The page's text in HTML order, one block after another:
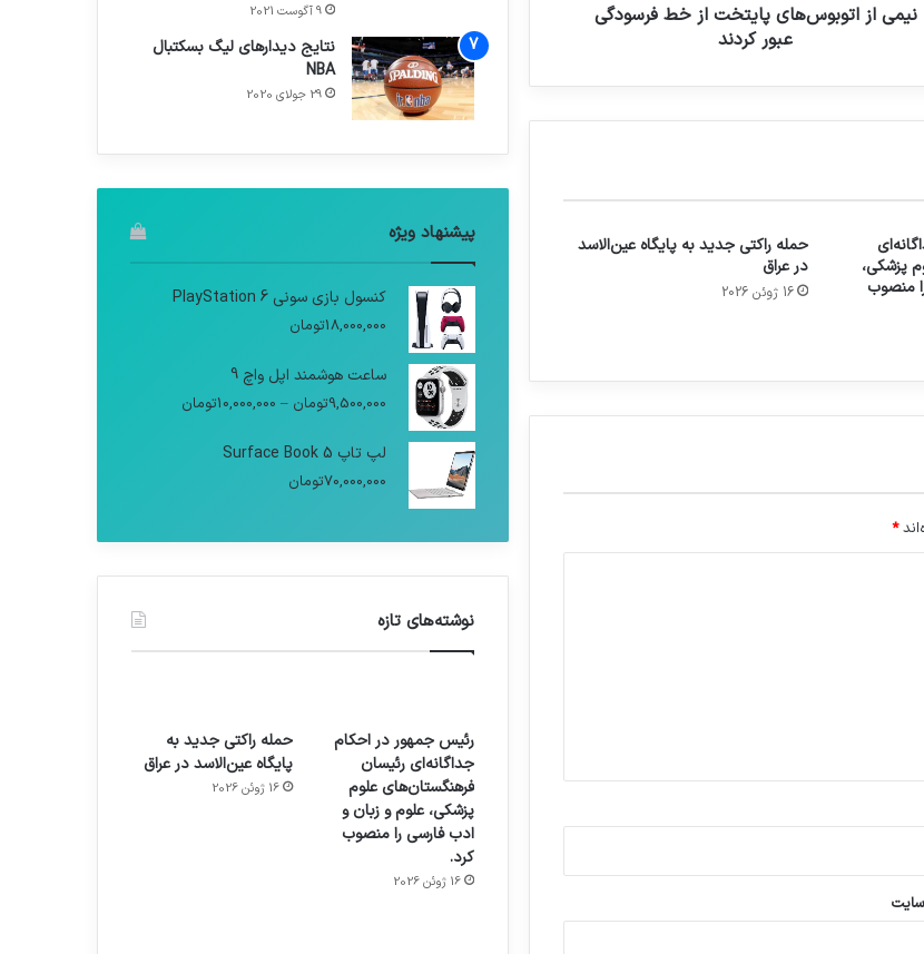
نیمی از اتوبوس‌های پایتخت از خط فرسودگی
عبور کردند
پزشکی،
منصوب
حمله راکتی جدید به پایگاه عین‌الاسد
در عراق
16 ژوئن 2026
*
9 آگوست 2021
نتایج دیدار‌های لیگ بسکتبال
NBA
29 جولای 2020
پیشنهاد ویژه
کنسول بازی سونی PlayStation 6
18,000,000تومان
ساعت هوشمند اپل واچ 9
9,500,000تومان –
10,000,000تومان
لپ تاپ Surface Book 5
70,000,000تومان
نوشته‌های تازه
رئیس جمهور در احکام
جداگانه‌ای رئیسان
فرهنگستان‌های علوم
پزشکی، علوم و زبان و
ادب فارسی را منصوب
کرد.
16 ژوئن 2026
حمله راکتی جدید به
پایگاه عین‌الاسد در عراق
16 ژوئن 2026